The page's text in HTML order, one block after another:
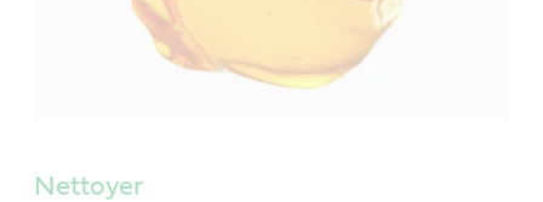
Nettoyer